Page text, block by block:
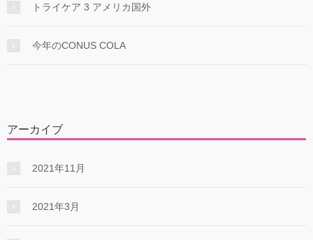
トライケア 3 アメリカ国外
今年のCONUS COLA
アーカイブ
2021年11月
2021年3月